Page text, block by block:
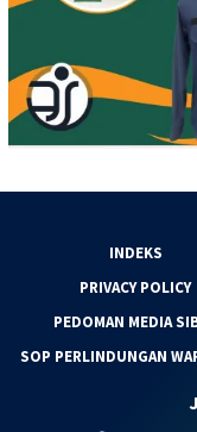
INDEKS
PRIVACY POLICY
PEDOMAN MEDIA
SOP PERLINDUNGAN